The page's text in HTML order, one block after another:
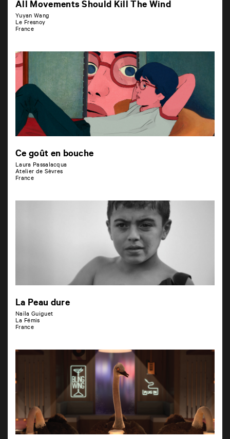
All Movements Should Kill The Wind
Yuyan Wang
Le Fresnoy
France
Ce goût en bouche
Laura Passalacqua
Atelier de Sèvres
France
La Peau dure
Naïla Guiguet
La Fémis
France